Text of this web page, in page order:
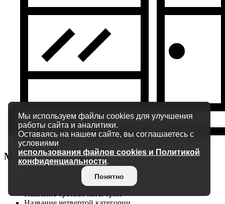
Мы используем файлы cookies для улучшения
работы сайта и аналитики.
Оставаясь на нашем сайте, вы соглашаетесь с
условиями
использования файлов cookies и Политикой
конфиденциальности.
Понятно
Мебель для спальни
Название первой категории
Название второй категории